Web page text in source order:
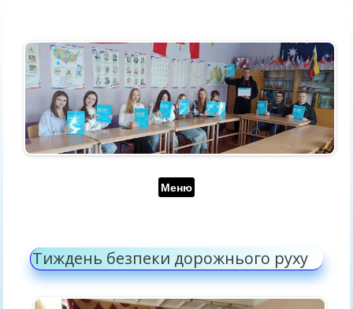
Меню
Тиждень безпеки дорожнього руху